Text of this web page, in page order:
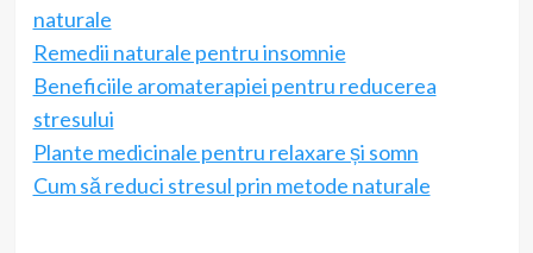
naturale
Remedii naturale pentru insomnie
Beneficiile aromaterapiei pentru reducerea
stresului
Plante medicinale pentru relaxare și somn
Cum să reduci stresul prin metode naturale